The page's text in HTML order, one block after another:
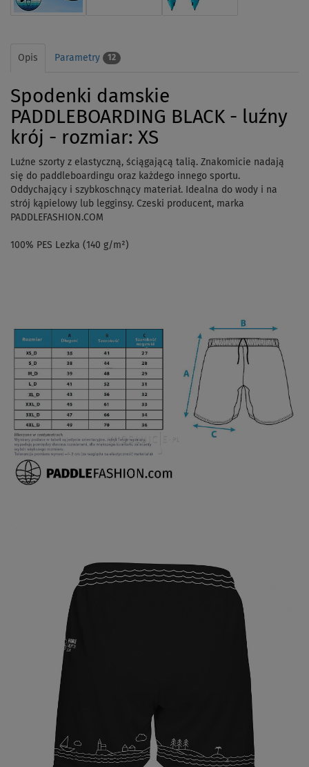
Opis Parametry 12
Spodenki damskie
PADDLEBOARDING BLACK - luźny
krój - rozmiar: XS
Luźne szorty z elastyczną, ściągającą talią. Znakomicie nadają
się do paddleboardingu oraz każdego innego sportu.
Oddychający i szybkoschnący materiał. Idealna do wody i na
strój kąpielowy lub legginsy. Czeski producent, marka
PADDLEFASHION.COM
100% PES Lezka (140 g/m²)